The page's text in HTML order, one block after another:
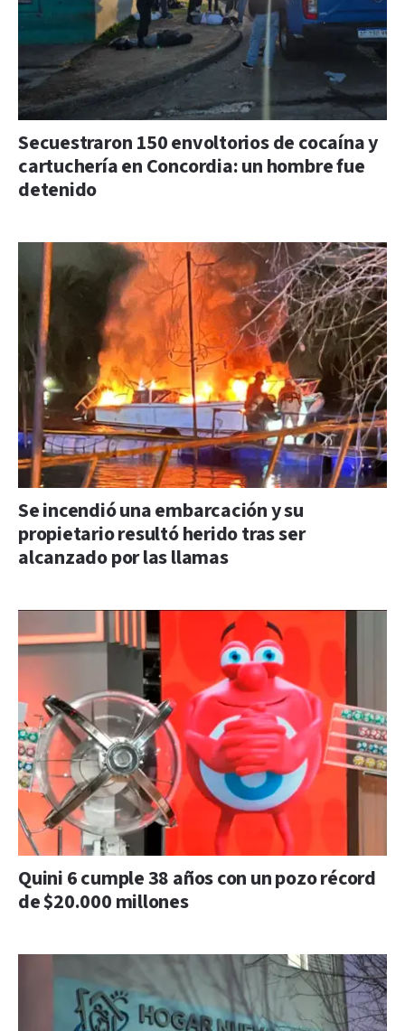
Secuestraron 150 envoltorios de cocaína y
cartuchería en Concordia: un hombre fue
detenido
Se incendió una embarcación y su
propietario resultó herido tras ser
alcanzado por las llamas
Quini 6 cumple 38 años con un pozo récord
de $20.000 millones